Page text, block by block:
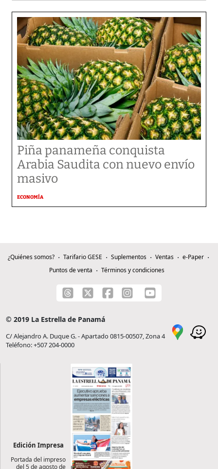
Piña panameña conquista
Arabia Saudita con nuevo envío
masivo
ECONOMÍA
¿Quiénes somos? Tarifario GESE Suplementos Ventas
e-Paper
Puntos de venta
Términos y condiciones
© 2019 La Estrella de Panamá
C/ Alejandro A. Duque G. - Apartado 0815-00507, Zona 4
Teléfono: +507 204-0000
Edición Impresa
Portada del impreso
del 5 de agosto de